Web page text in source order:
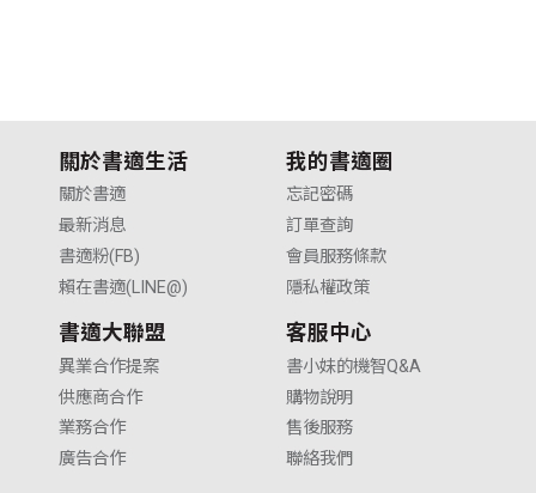
關於書適生活
關於書適
最新消息
書適粉(FB)
賴在書適(LINE@)
我的書適圈
忘記密碼
訂單查詢
會員服務條款
隱私權政策
書適大聯盟
異業合作提案
供應商合作
業務合作
廣告合作
客服中心
書小妹的機智Q&A
購物說明
售後服務
聯絡我們